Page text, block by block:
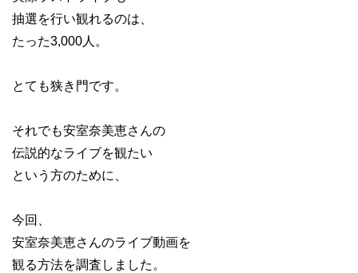
抽選を行い観れるのは、
たった3,000人。
とても狭き門です。
それでも安室奈美恵さんの
伝説的なライブを観たい
という方のために、
今回、
安室奈美恵さんのライブ動画を
観る方法を調査しました。